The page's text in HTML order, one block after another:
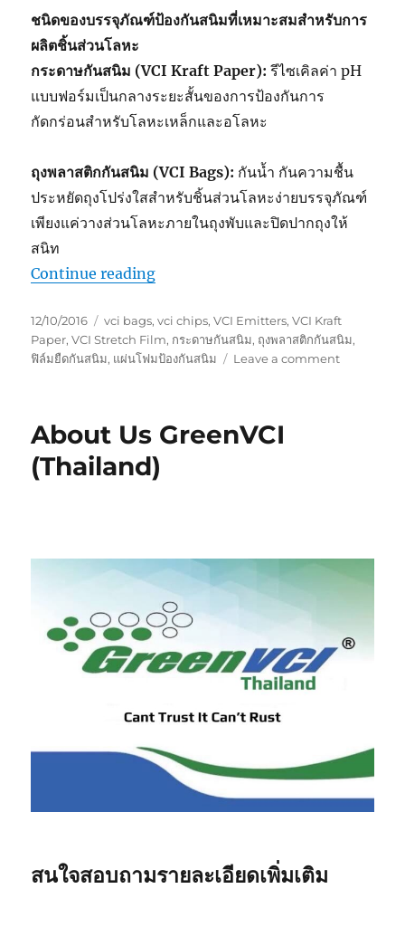
ชนิดของบรรจุภัณฑ์ป้องกันสนิมที่เหมาะสมสำหรับการ
ผลิตชิ้นส่วนโลหะ
กระดาษกันสนิม (VCI Kraft Paper): รีไซเคิลค่า pH
แบบฟอร์มเป็นกลางระยะสั้นของการป้องกันการ
กัดกร่อนสำหรับโลหะเหล็กและอโลหะ
ถุงพลาสติกกันสนิม (VCI Bags): กันน้ำ กันความชื้น
ประหยัดถุงโปร่งใสสำหรับชิ้นส่วนโลหะง่ายบรรจุภัณฑ์
เพียงแค่วางส่วนโลหะภายในถุงพับและปิดปากถุงให้
สนิท
Continue reading“การเลือกบรรจุภัณฑ์ป้องกันสนิมที่เหม
Posted
on
12/10/2016 Tags
vci bags,vci chips,VCI Emitters,VCI Kraft
Paper,VCI Stretch Film, กระดาษกันสนิม, ถุงพลาสติกกันสนิม,
ฟิล์มยืดกันสนิม, แผ่นโฟมป้องกันสนิม Leave a commenton
About Us GreenVCI
(Thailand)
สนใจสอบถามรายละเอียดเพิ่มเติม